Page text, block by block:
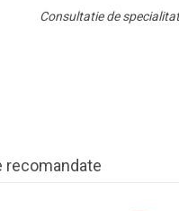
Consultatie de
recomandate